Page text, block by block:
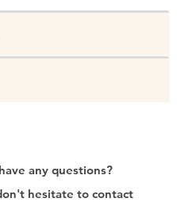
any questions?
hesitate to contact